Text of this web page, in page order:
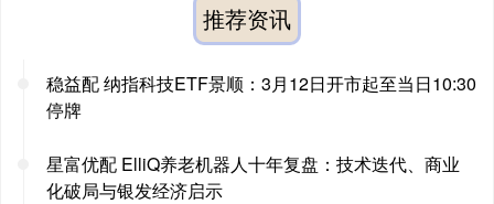
推荐资讯
稳益配 纳指科技ETF景顺：3月12日开市起至当日10:30
停牌
星富优配 ElliQ养老机器人十年复盘：技术迭代、商业
化破局与银发经济启示